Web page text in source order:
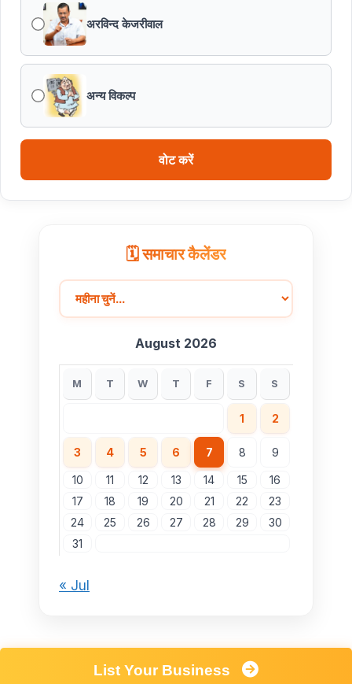
विकसित मध्यप्रदेश-2047’ की वित्तीय रूपरेखा तैयार
28 के बजट अनुमान तथा वित्तीय वर्ष 2028-29, 2029-30 के
लिए रोलिंग बजट की तैयारी हेतु बजट कार्यक्रम
अरविन्द केजरीवाल
अन्य विकल्प
वोट करें
🗓️ समाचार कैलेंडर
August 2026
M T W T F S S
1 2
3 4 5 6 7 8 9
10 11 12 13 14 15
16
17
18 19 20 21 22
23
24
25 26 27 28 29
30
31
« Jul
List Your Business